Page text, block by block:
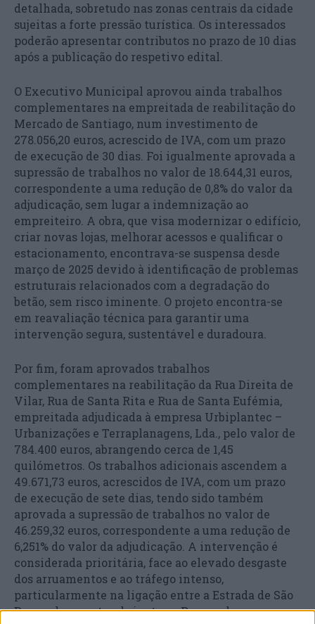
detalhada, sobretudo nas zonas centrais da cidade
sujeitas a forte pressão turística. Os interessados
poderão apresentar contributos no prazo de 10 dias
após a publicação do respetivo edital.
O Executivo Municipal aprovou ainda trabalhos
complementares na empreitada de reabilitação do
Mercado de Santiago, num investimento de
278.056,20 euros, acrescido de IVA, com um prazo
de execução de 30 dias. Foi igualmente aprovada a
supressão de trabalhos no valor de 18.644,31 euros,
correspondente a uma redução de 0,8% do valor da
adjudicação, sem lugar a indemnização ao
empreiteiro. A obra, que visa modernizar o edifício,
criar novas lojas, melhorar acessos e qualificar o
estacionamento, encontrava-se suspensa desde
março de 2025 devido à identificação de problemas
estruturais relacionados com a degradação do
betão, sem risco iminente. O projeto encontra-se
em reavaliação técnica para garantir uma
intervenção segura, sustentável e duradoura.
Por fim, foram aprovados trabalhos
complementares na reabilitação da Rua Direita de
Vilar, Rua de Santa Rita e Rua de Santa Eufémia,
empreitada adjudicada à empresa Urbiplantec –
Urbanizações e Terraplanagens, Lda., pelo valor de
784.400 euros, abrangendo cerca de 1,45
quilómetros. Os trabalhos adicionais ascendem a
49.671,73 euros, acrescidos de IVA, com um prazo
de execução de sete dias, tendo sido também
aprovada a supressão de trabalhos no valor de
46.259,32 euros, correspondente a uma redução de
6,251% do valor da adjudicação. A intervenção é
considerada prioritária, face ao elevado desgaste
dos arruamentos e ao tráfego intenso,
particularmente na ligação entre a Estrada de São
Bernardo e a rotunda junto ao Parque de